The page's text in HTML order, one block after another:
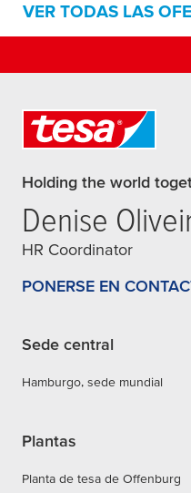
VER TODAS LAS
Holding the world
Denise
HR Coordinator
PONERSE EN
Sede central
Hamburgo, sede mundial
Plantas
Planta de tesa de Offenburg